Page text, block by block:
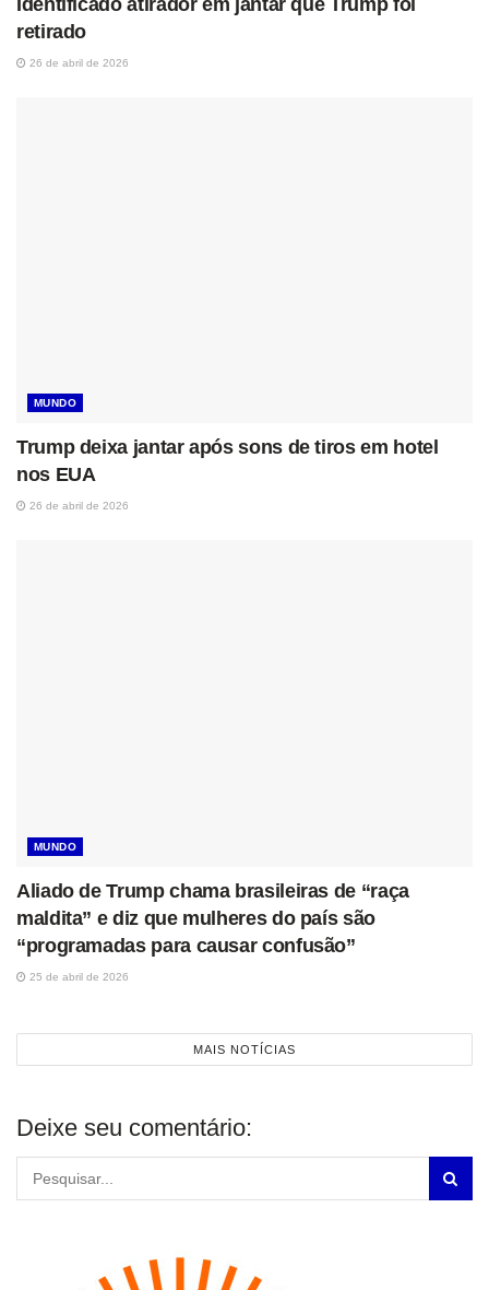
retirado
26 de abril de 2026
MUNDO
Trump deixa jantar após sons de tiros em hotel
nos EUA
26 de abril de 2026
MUNDO
Aliado de Trump chama brasileiras de “raça
maldita” e diz que mulheres do país são
“programadas para causar confusão”
25 de abril de 2026
MAIS NOTÍCIAS
Deixe seu comentário: